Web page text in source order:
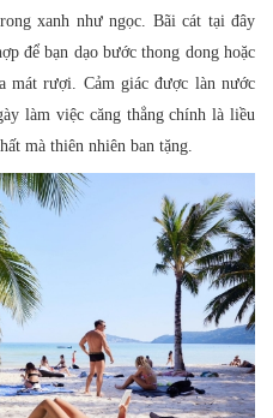
xanh như ngọc. Bãi cát tại đây
để bạn dạo bước thong dong hoặc
mát rượi. Cảm giác được làn nước
làm việc căng thẳng chính là liều
mà thiên nhiên ban tặng.